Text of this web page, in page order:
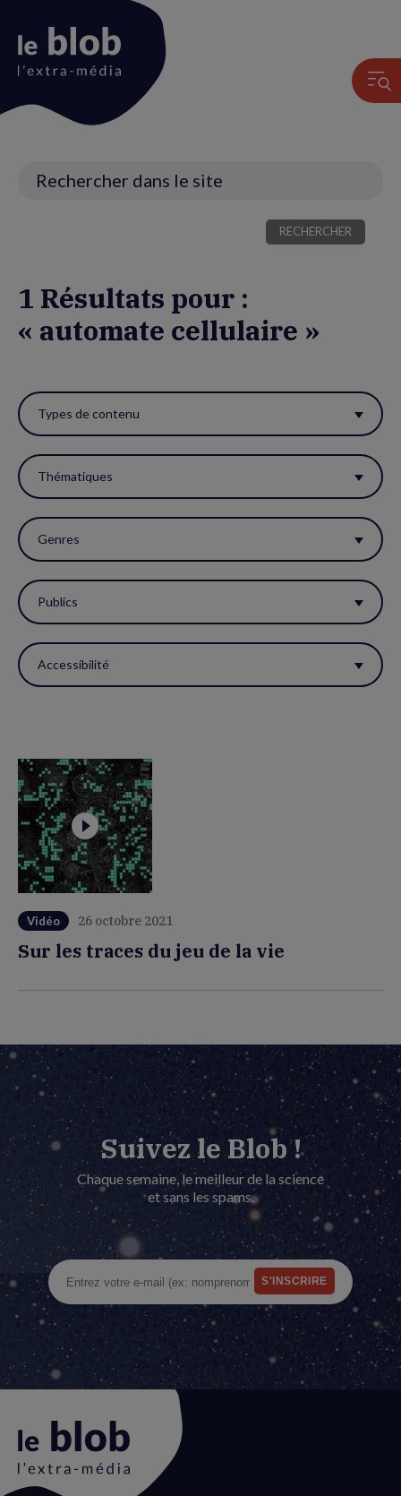
1 Résultats pour :
« automate cellulaire »
ces
filtres
pour
réactualiser
la
page.
Types de contenu
Thématiques
Genres
Publics
Accessibilité
Vidéo 26 octobre 2021
Sur les traces du jeu de la vie
Suivez le Blob !
Chaque semaine, le meilleur de la science
et sans les spams.